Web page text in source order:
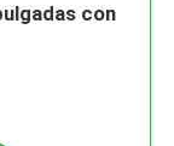
con